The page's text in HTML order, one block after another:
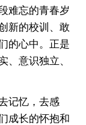
难忘的青春岁
新的校训、敢
的心中。正是
、意识独立、
记忆，去感
成长的怀抱和